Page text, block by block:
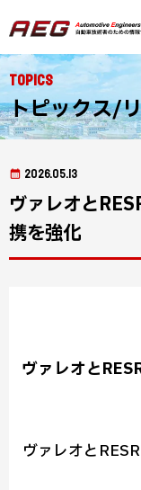
Topics
トピックス/
2026.05.13
ヴァレオと
携を強化
ヴァレオと
ヴァレオと